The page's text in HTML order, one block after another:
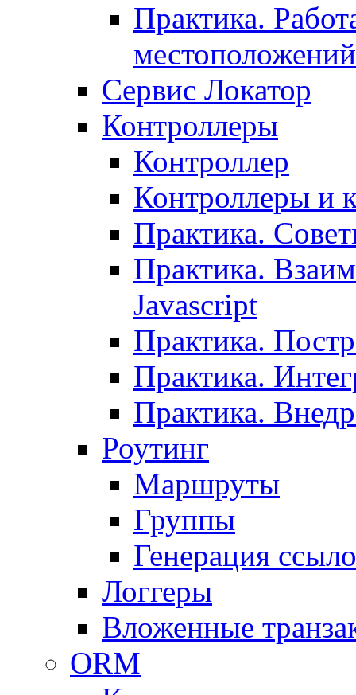
Практика.
местоположений
Сервис Локатор
Контроллеры
Контроллер
Контроллеры и
Практика.
Практика.
Javascript
Практика.
Практика.
Практика.
Роутинг
Маршруты
Группы
Генерация
Логгеры
Вложенные
ORM